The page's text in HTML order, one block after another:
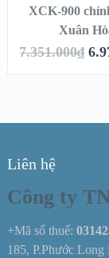
XCK-900
Xuân
7.351.000₫
Liên hệ
Công ty
+Mã số thuế:
185, P.Phước